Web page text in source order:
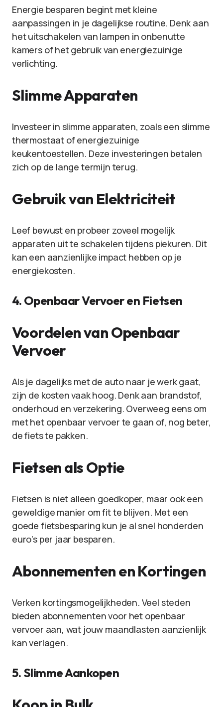
Energie besparen begint met kleine
aanpassingen in je dagelijkse routine. Denk aan
het uitschakelen van lampen in onbenutte
kamers of het gebruik van energiezuinige
verlichting.
Slimme Apparaten
Investeer in slimme apparaten, zoals een slimme
thermostaat of energiezuinige
keukentoestellen. Deze investeringen betalen
zich op de lange termijn terug.
Gebruik van Elektriciteit
Leef bewust en probeer zoveel mogelijk
apparaten uit te schakelen tijdens piekuren. Dit
kan een aanzienlijke impact hebben op je
energiekosten.
4. Openbaar Vervoer en Fietsen
Voordelen van Openbaar
Vervoer
Als je dagelijks met de auto naar je werk gaat,
zijn de kosten vaak hoog. Denk aan brandstof,
onderhoud en verzekering. Overweeg eens om
met het openbaar vervoer te gaan of, nog beter,
de fiets te pakken.
Fietsen als Optie
Fietsen is niet alleen goedkoper, maar ook een
geweldige manier om fit te blijven. Met een
goede fietsbesparing kun je al snel honderden
euro’s per jaar besparen.
Abonnementen en Kortingen
Verken kortingsmogelijkheden. Veel steden
bieden abonnementen voor het openbaar
vervoer aan, wat jouw maandlasten aanzienlijk
kan verlagen.
5. Slimme Aankopen